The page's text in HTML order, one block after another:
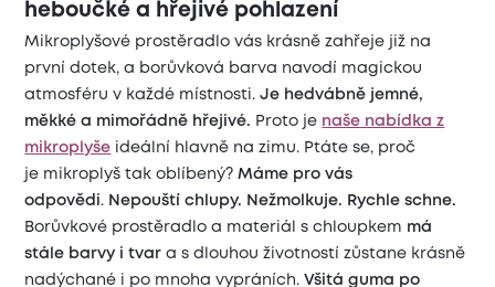
heboučké a hřejivé pohlazení
Mikroplyšové prostěradlo vás krásně zahřeje již na
první dotek, a borůvková barva navodí magickou
atmosféru v každé místnosti.Je hedvábně jemné,
měkké a mimořádně hřejivé. Proto je naše nabídka z
mikroplyše ideální hlavně na zimu. Ptáte se, proč
je mikroplyš tak oblíbený?Máme pro vás
odpovědi . Nepouští chlupy. Nežmolkuje. Rychle schne.
Borůvkové prostěradlo a materiál s chloupkem má
stále barvy i tvara s dlouhou životností zůstane krásně
nadýchané i po mnoha vypráních. Všitá guma po